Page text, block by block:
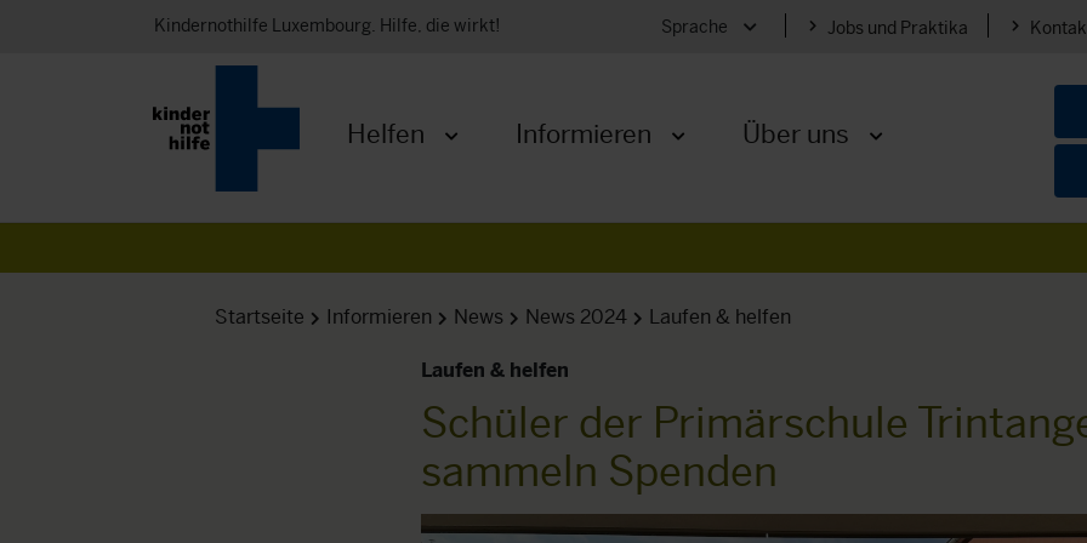
Kindernothilfe Luxembourg. Hilfe, die wirkt! Sprache Menü öffnenJobs und Praktika
Helfen Informieren Über uns
Startseite Informieren News News 2024 Laufen & helfen
Laufen & helfen
Schüler der Primärschule
sammeln Spenden